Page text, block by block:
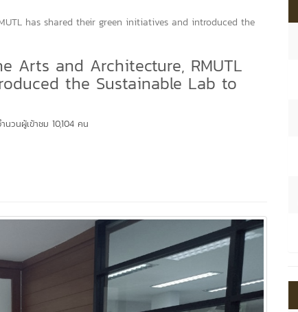
has shared their green initiatives and introduced the
Arts and Architecture, RMUTL
the Sustainable Lab to
นวนผู้เข้าชม 10,104 คน